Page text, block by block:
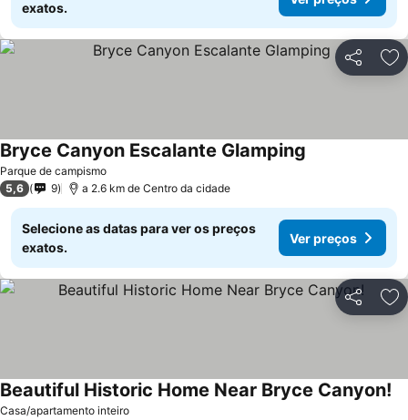
exatos.
Partilhar
Parque de campismo
Bryce Canyon Escalante Glamping
5,6 9 a 2.6 km de Centro da cidade
Selecione as datas para ver os preços
exatos.
Ver preços
Partilhar
Casa/apartamento inteiro
Beautiful Historic Home Near Bryce Canyon!